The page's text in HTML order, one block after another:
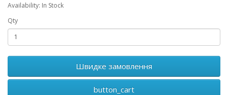
Availability: In Stock
Qty
Швидке замовлення
button_cart